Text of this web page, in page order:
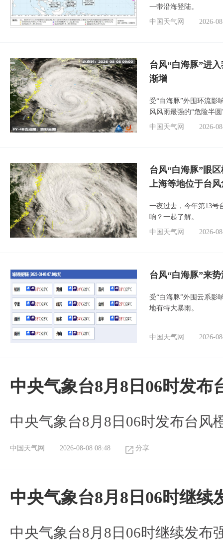
一带沿海登陆。
中国天气网
2026-
台风“白海豚”进
渐增
受“白海豚”外围环流影
风风雨最强的“危险半
中国天气网
2026-
台风“白海豚”眼
上海等地位于台
一夜过去，今年第13号
响？一起了解。
中国天气网
2026-
台风“白海豚”来
受“白海豚”外围云系影
地有特大暴雨。
中国天气网 2026-
中央气象台8月8日06时发布
中央气象台8月8日06时发布台风
中国天气网 2026-08-08 08:48 分享
中央气象台8月8日06时继
中央气象台8月8日06时继续发布